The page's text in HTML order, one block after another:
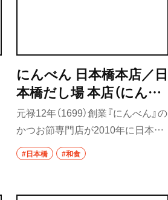
にんべん 日本橋本店／日
本橋だし場 本店（にんべ
ん にほんばしほんてん
／にほんばしだしば ほ
んてん）
元禄12年（1699）創業『にんべん』の
かつお節専門店が2010年に日本橋
「コレド室町1」に開店。複数の製造
地のかつお節をはじめ、だし商品や
バー『日本橋だし場 本店』ではかつ
#日本橋 #和食